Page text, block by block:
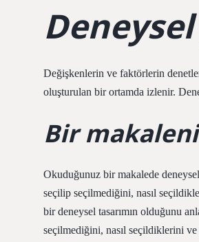
Değişkenlerin ve faktörlerin
oluşturulan bir ortamda izlenir.
Bir
Okuduğunuz bir makalede
seçilip seçilmediğini, nasıl
bir deneysel tasarımın olduğunu
seçilmediğini, nasıl seçildiklerini ve